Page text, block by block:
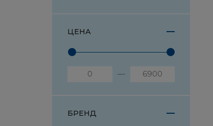
ЦЕНА
БРЕНД